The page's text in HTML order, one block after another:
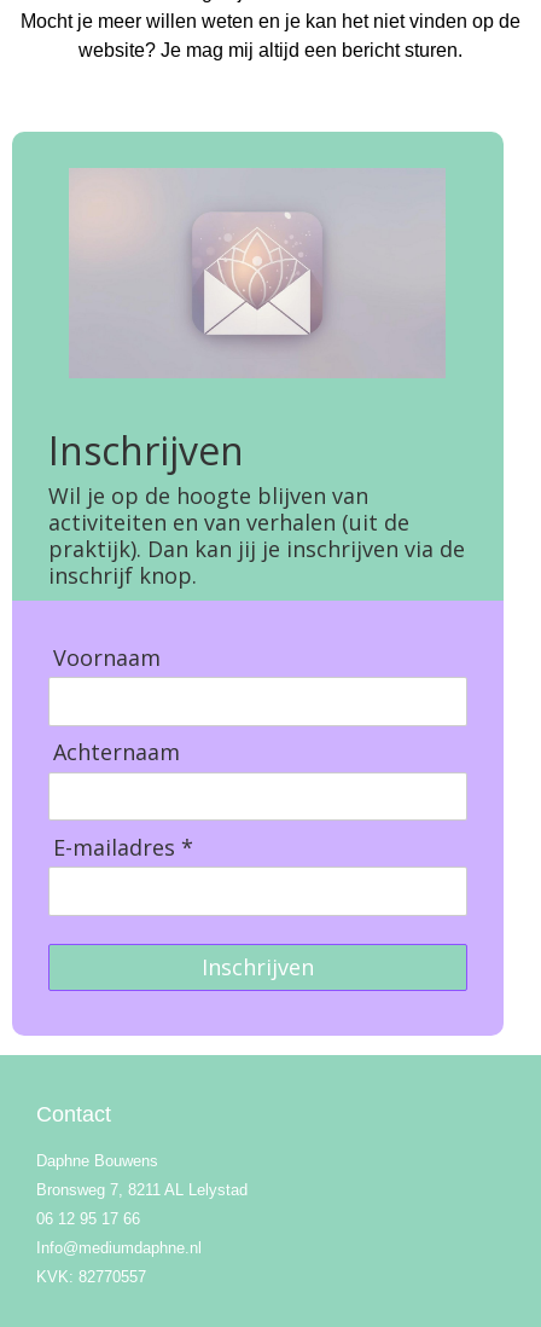
Mocht je meer willen weten en je kan het niet vinden op de
website? Je mag mij altijd een bericht sturen.
Inschrijven
Wil je op de hoogte blijven van
activiteiten en van verhalen (uit de
praktijk). Dan kan jij je inschrijven via de
inschrijf knop.
Voornaam
Achternaam
E-mailadres *
Inschrijven
Contact
Daphne Bouwens
Bronsweg 7, 8211 AL Lelystad
06 12 95 17 66
Info@mediumdaphne.nl
KVK: 82770557